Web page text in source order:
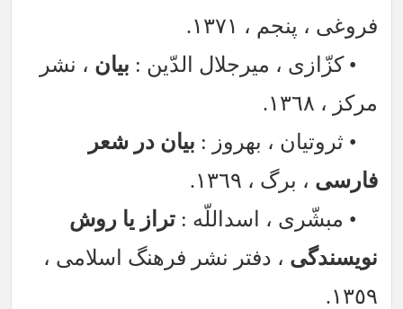
فروغی ، پنجم ، ١٣٧١.
• کزّازی ، میرجلال الدّین : بیان ، نشر
مرکز ، ١٣٦٨.
• ثروتیان ، بهروز : بیان در شعر
فارسی ، برگ ، ١٣٦٩.
• مبشّری ، اسداللّه :تراز یا روش
نویسندگی ، دفتر نشر فرهنگ اسلامی ،
١٣٥٩.